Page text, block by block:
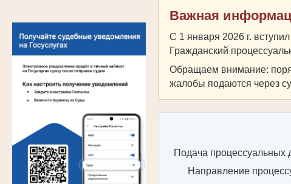
Важная
С 1 января 2026 г.
Гражданский
Обращаем внимание:
жалобы подаются через
Подача процессуальных
Направление